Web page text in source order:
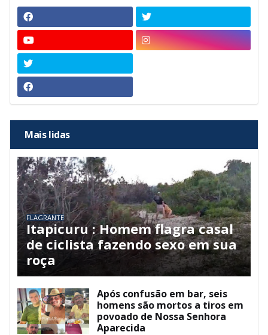
Mais lidas
FLAGRANTE
Itapicuru : Homem flagra casal
de ciclista fazendo sexo em sua
roça
Após confusão em bar, seis
homens são mortos a tiros em
povoado de Nossa Senhora
Aparecida